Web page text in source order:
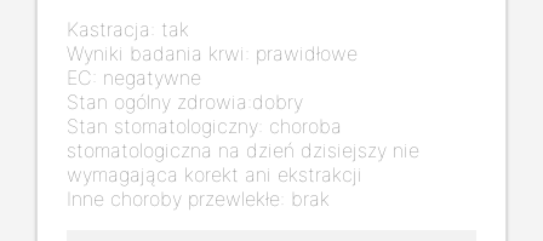
Kastracja: tak
Wyniki badania krwi: prawidłowe
EC: negatywne
Stan ogólny zdrowia:dobry
Stan stomatologiczny: choroba
stomatologiczna na dzień dzisiejszy nie
wymagająca korekt ani ekstrakcji
Inne choroby przewlekłe: brak